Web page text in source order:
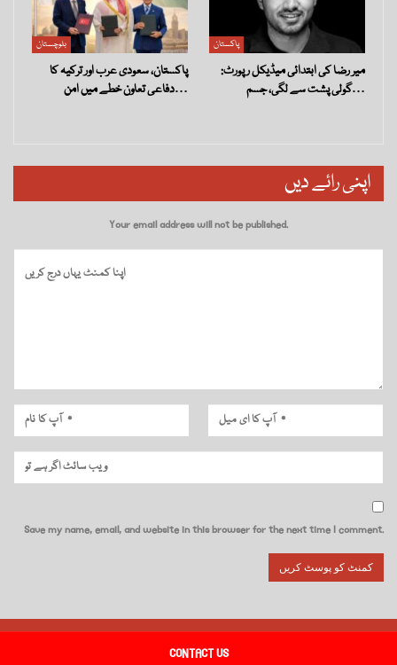
بلوچستان
پاکستان، سعودی عرب اور ترکیہ کا
دفاعی تعاون خطے میں امن…
پاکستان
میر رضا کی ابتدائی میڈیکل رپورٹ:
گولی پشت سے لگی، جسم…
اپنی رائے دیں
Your email address will not be published.
Save my name, email, and website in this browser for the next time I comment.
CONTACT US